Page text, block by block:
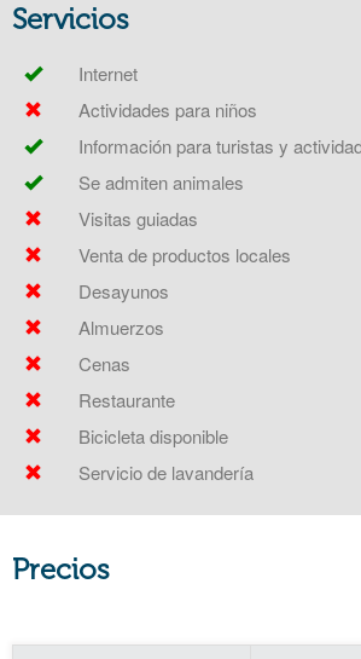
Servicios
Internet
Actividades para niños
Información para turistas y
Se admiten animales
Visitas guiadas
Venta de productos locales
Desayunos
Almuerzos
Cenas
Restaurante
Bicicleta disponible
Servicio de lavandería
Precios